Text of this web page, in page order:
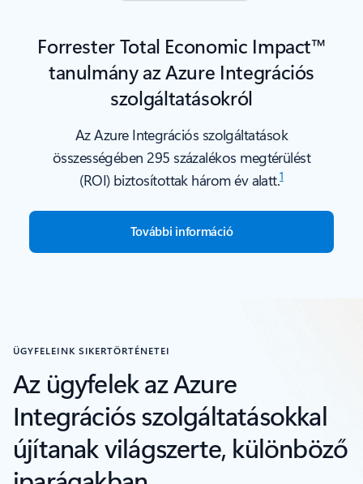
Forrester Total Economic Impact™
tanulmány az Azure Integrációs
szolgáltatásokról
Az Azure Integrációs szolgáltatások
összességében 295 százalékos megtérülést
(ROI) biztosítottak három év alatt.1
További információ
ÜGYFELEINK SIKERTÖRTÉNETEI
Az ügyfelek az Azure
Integrációs szolgáltatásokkal
újítanak világszerte, különböző